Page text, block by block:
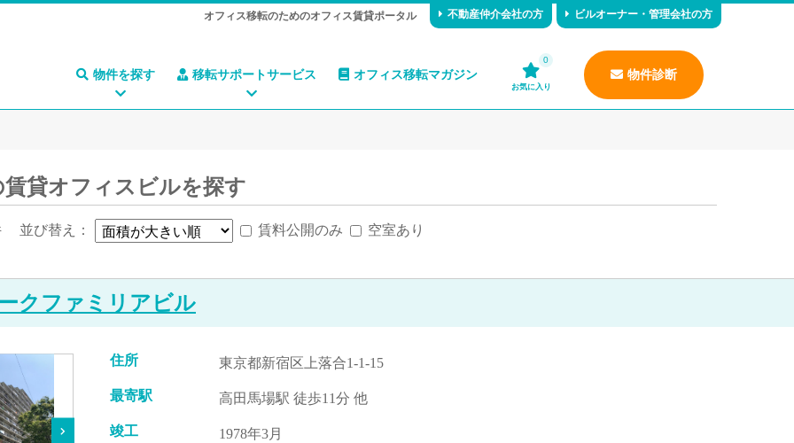
オフィス移転のためのオフィス賃貸ポータル 不動産仲介会社の方 ビルオーナー・管理会社の方
物件を探す 移転サポートサービス オフィス移転マガジン
0
お気に入り
物件診断
賃貸オフィスビルを探す
並び替え： 賃料公開のみ 空室あり
クファミリアビル
住所 東京都新宿区上落合1-1-15
最寄駅 高田馬場駅 徒歩11分 他
竣工 1978年3月